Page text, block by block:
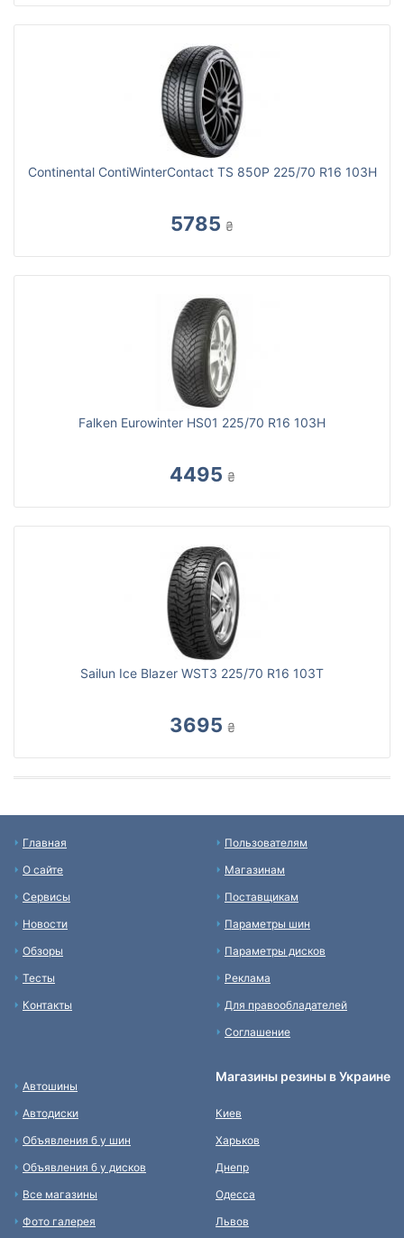
Continental ContiWinterContact TS 850P 225/70 R16 103H
5785 ₴
Falken Eurowinter HS01 225/70 R16 103H
4495 ₴
Sailun Ice Blazer WST3 225/70 R16 103T
3695 ₴
Главная
О сайте
Сервисы
Новости
Обзоры
Тесты
Контакты
Пользователям
Магазинам
Поставщикам
Параметры шин
Параметры дисков
Реклама
Для правообладателей
Соглашение
Автошины
Автодиски
Объявления б у шин
Объявления б у дисков
Все магазины
Фото галерея
Магазины резины в Украине
Киев
Харьков
Днепр
Одесса
Львов